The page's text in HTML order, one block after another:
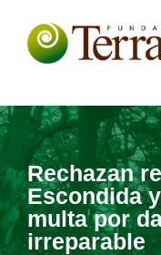
Rechazan
Escondida
multa por
irreparable